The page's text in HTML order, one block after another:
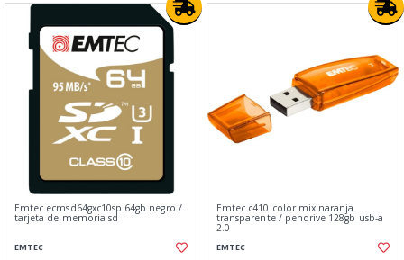
Emtec ecmsd64gxc10sp 64gb negro /
tarjeta de memoria sd
EMTEC
Emtec c410 color mix naranja
transparente / pendrive 128gb usb-a
2.0
EMTEC